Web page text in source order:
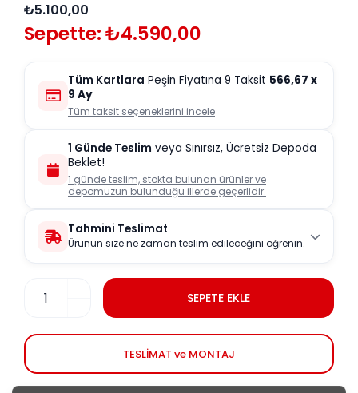
₺5.100,00
Sepette: ₺4.590,00
Tüm Kartlara Peşin Fiyatına 9 Taksit 566,67 x
9 Ay
Tüm taksit seçeneklerini incele
1 Günde Teslim veya Sınırsız, Ücretsiz Depoda
Beklet!
1 günde teslim, stokta bulunan ürünler ve
depomuzun bulunduğu illerde geçerlidir.
Tahmini Teslimat
Ürünün size ne zaman teslim edileceğini öğrenin.
SEPETE EKLE
TESLİMAT ve MONTAJ